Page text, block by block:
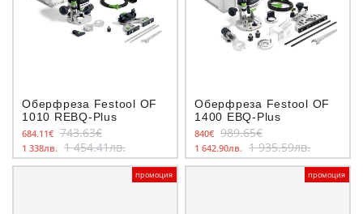
Оберфреза Festool OF
1010 REBQ-Plus
684.11€ 743.63€
1 338лв. 1 454.41лв.
Оберфреза Festool OF
1400 EBQ-Plus
840€ 989.65€
1 642.90лв. 1 935.59лв.
промоция промоция